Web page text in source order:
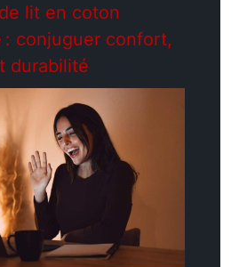
lit en coton
: conjuguer confort,
durabilité